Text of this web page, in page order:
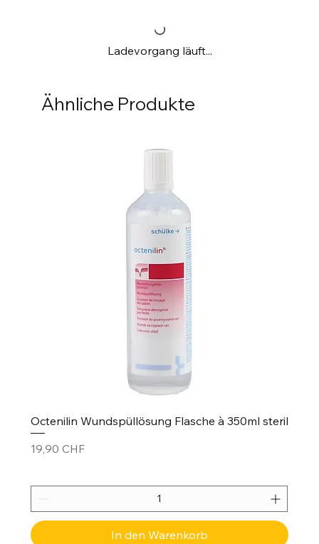
Ladevorgang läuft...
Ähnliche Produkte
Octenilin Wundspüllösung Flasche à 350ml steril
Preis
19,90 CHF
In den Warenkorb